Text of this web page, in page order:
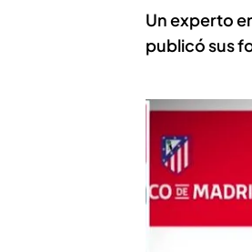
Un experto
publicó sus